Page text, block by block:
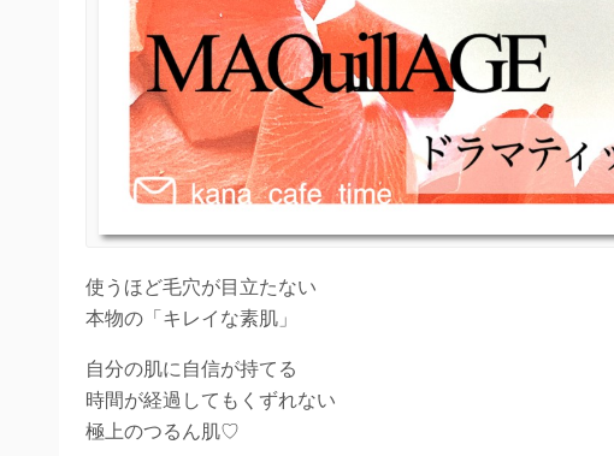
使うほど毛穴が目立たない
本物の「キレイな素肌」
自分の肌に自信が持てる
時間が経過してもくずれない
極上のつるん肌♡